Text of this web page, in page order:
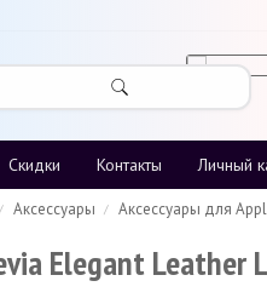
Скидки Контакты Личный
Аксессуары Аксессуары для
Elegant